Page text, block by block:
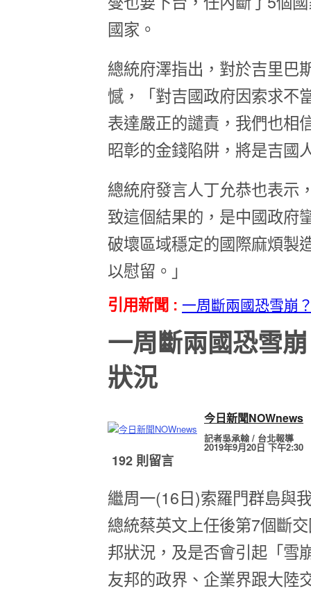
國家。
總統府澤指出，對於吉里巴
憾，「對吉國政府因索求不
表達嚴正的譴責，我們也相
昭彰的金錢陷阱，將是吉國
總統府發言人丁允恭也表示
致這個結果的，是中國政府
破壞區域穩定的國際麻煩製
以慰留。」
引用新聞 : 一周斷兩國恐雪崩
一周斷兩國恐雪
狀況
今日新聞NOWnews
記者吳承翰 / 台北報導
2019年9月20日 下午2:30
192 則留言
繼周一(16日)索羅門群島與
總統蔡英文上任後第7個斷
邦狀況，及是否會引起「雪
友邦的政界、企業界跟大陸